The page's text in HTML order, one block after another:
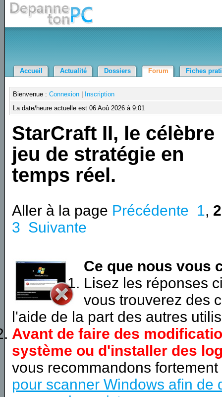
Accueil Actualité Dossiers Forum Fiches
Bienvenue :Connexion
Inscription
La date/heure actuelle est 06 Aoû 2026 à 9:01
StarCraft II, le célèbre
jeu de stratégie en
temps réel.
Aller à la page Précédente 1, 2
3 Suivante
Ce que nous vous
Lisez les réponses
vous trouverez des
l'aide de la part des autres
Avant de faire des
système ou d'installer des
vous recommandons
pour scanner Windows afin de